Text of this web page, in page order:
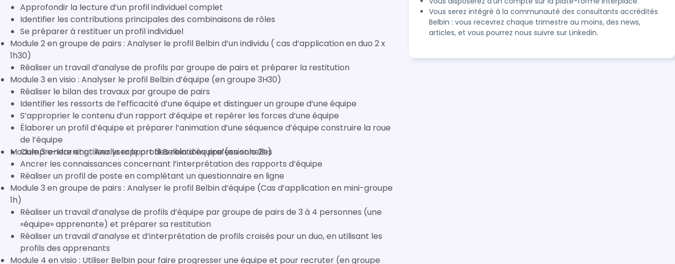
Approfondir la lecture d’un profil individuel complet
Identifier les contributions principales des combinaisons de rôles
Se préparer à restituer un profil individuel
Module 2 en groupe de pairs : Analyser le profil Belbin d’un individu ( cas d’application en duo 2 x
1h30)
Réaliser un travail d’analyse de profils par groupe de pairs et préparer la restitution
Module 3 en visio : Analyser le profil Belbin d’équipe (en groupe 3H30)
Réaliser le bilan des travaux par groupe de pairs
Identifier les ressorts de l’efficacité d’une équipe et distinguer un groupe d’une équipe
S’approprier le contenu d’un rapport d’équipe et repérer les forces d’une équipe
Élaborer un profil d’équipe et préparer l’animation d’une séquence d’équipe construire la roue
de l’équipe
Comprendre et utiliser le rapport des relations professionnelles
Module 3 e-learning : Analyser le profil Belbin d’équipe (en solo 2h)
Ancrer les connaissances concernant l’interprétation des rapports d’équipe
Réaliser un profil de poste en complétant un questionnaire en ligne
Module 3 en groupe de pairs : Analyser le profil Belbin d’équipe (Cas d’application en mini-groupe
1h)
Réaliser un travail d’analyse de profils d’équipe par groupe de pairs de 3 à 4 personnes (une
«équipe» apprenante) et préparer sa restitution
Réaliser un travail d’analyse et d’interprétation de profils croisés pour un duo, en utilisant les
profils des apprenants
Module 4 en visio : Utiliser Belbin pour faire progresser une équipe et pour recruter (en groupe
Vous serez intégré à la communauté des consultants accrédités
Belbin : vous recevrez chaque trimestre au moins, des news,
articles, et vous pourrez nous suivre sur Linkedin.